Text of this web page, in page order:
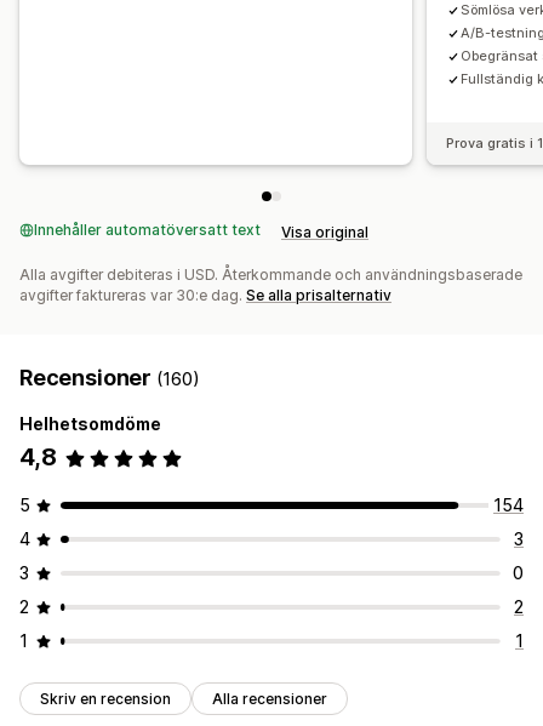
Sömlösa
A/B-
Obegränsat
Fullständig
Prova gratis i
Innehåller automatöversatt text Visa original
Alla avgifter debiteras i USD. Återkommande och användningsbaserade
avgifter faktureras var 30:e dag. Se alla prisalternativ
Recensioner (160)
Helhetsomdöme
4,8
5
154
4
3
3
0
2
2
1
1
Skriv en recension Alla recensioner